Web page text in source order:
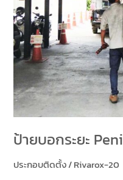
ป้ายบอกระยะ
ประกอบติดตั้ง/Rivarox-20